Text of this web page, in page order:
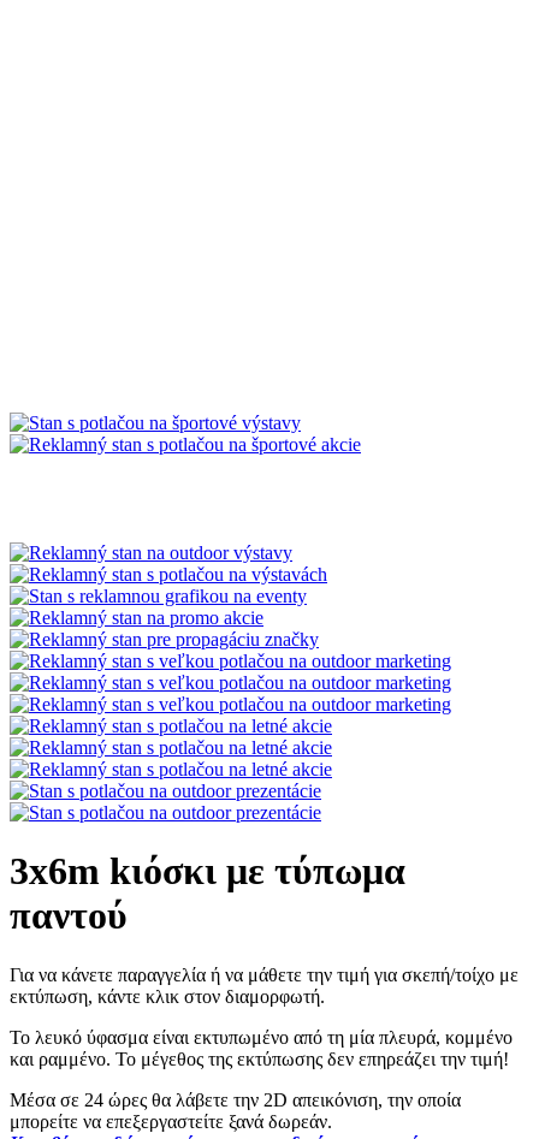
3x6m kιόσκι με τύπωμα
παντού
Για να κάνετε παραγγελία ή να μάθετε την τιμή για σκεπή/τοίχο με
εκτύπωση, κάντε κλικ στον διαμορφωτή.
Το λευκό ύφασμα είναι εκτυπωμένο από τη μία πλευρά, κομμένο
και ραμμένο. Το μέγεθος της εκτύπωσης δεν επηρεάζει την τιμή!
Μέσα σε 24 ώρες θα λάβετε την 2D απεικόνιση, την οποία
μπορείτε να επεξεργαστείτε ξανά δωρεάν.